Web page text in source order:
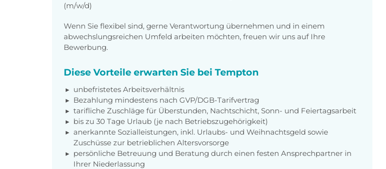
(m/w/d)
Wenn Sie flexibel sind, gerne Verantwortung übernehmen und in einem
abwechslungsreichen Umfeld arbeiten möchten, freuen wir uns auf Ihre
Bewerbung.
Diese Vorteile erwarten Sie bei Tempton
unbefristetes Arbeitsverhältnis
Bezahlung mindestens nach GVP/DGB-Tarifvertrag
tarifliche Zuschläge für Überstunden, Nachtschicht, Sonn- und Feiertagsarbeit
bis zu 30 Tage Urlaub (je nach Betriebszugehörigkeit)
anerkannte Sozialleistungen, inkl. Urlaubs- und Weihnachtsgeld sowie
Zuschüsse zur betrieblichen Altersvorsorge
persönliche Betreuung und Beratung durch einen festen Ansprechpartner in
Ihrer Niederlassung